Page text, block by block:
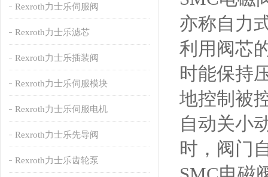
Rexroth力士乐伺服阀
Rexroth力士乐滤芯
Rexroth力士乐插装阀
Rexroth力士乐伺服模块
Rexroth力士乐伺服电机
Rexroth力士乐先导阀
Rexroth力士乐齿轮泵
亦称自力
利用阀芯
时能保持
地控制被
自动关小
时，阀门